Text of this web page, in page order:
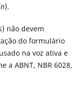
).
não devem
do formulário
na voz ativa e
a ABNT, NBR 6028,